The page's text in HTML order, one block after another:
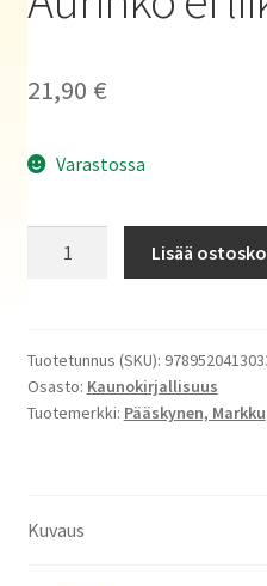
21,90 €
Varastossa
Lisää
Tuotetunnus (SKU):
Osasto: Kaunokirjallisuus
Tuotemerkki: Pääskynen, Markku
Kuvaus